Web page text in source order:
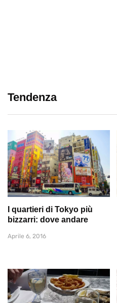
Tendenza
I quartieri di Tokyo più
bizzarri: dove andare
Aprile 6, 2016